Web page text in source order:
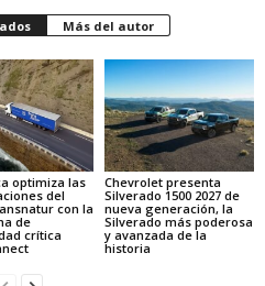
Más del autor
optimiza las
del
con la
de
crítica
Chevrolet presenta
Silverado 1500 2027 de
nueva generación, la
Silverado más poderosa
y avanzada de la
historia